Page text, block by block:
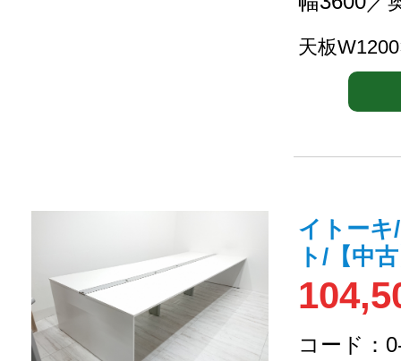
天板
イトー
ト/【中
コード：